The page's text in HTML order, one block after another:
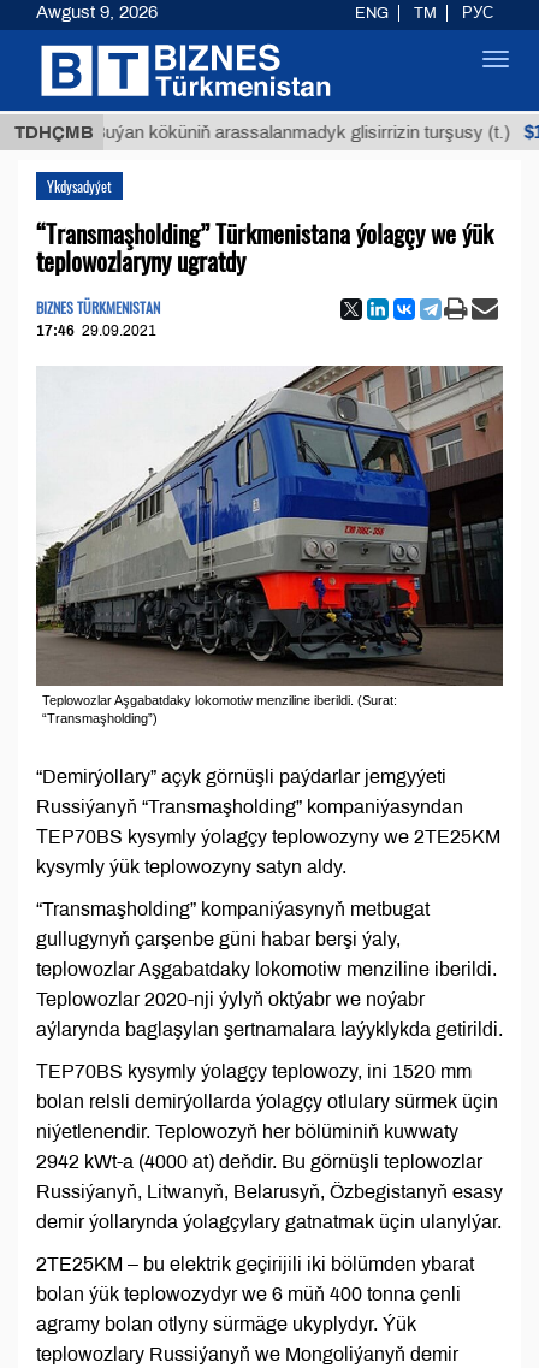
TDHÇMB
Buýan köküniň arassalanmadyk glisirrizin turşusy (t.)
Ykdysadyýet
“Transmaşholding” Türkmenistana ýolagçy we ýük
teplowozlaryny ugratdy
BIZNES TÜRKMENISTAN
17:46 29.09.2021
Teplowozlar Aşgabatdaky lokomotiw menziline iberildi. (Surat:
“Transmaşholding”)
“Demirýollary” açyk görnüşli paýdarlar jemgyýeti
Russiýanyň “Transmaşholding” kompaniýasyndan
ТEP70BS kysymly ýolagçy teplowozyny we 2TE25KM
kysymly ýük teplowozyny satyn aldy.
“Transmaşholding” kompaniýasynyň metbugat
gullugynyň çarşenbe güni habar berşi ýaly,
teplowozlar Aşgabatdaky lokomotiw menziline iberildi.
Teplowozlar 2020-nji ýylyň oktýabr we noýabr
aýlarynda baglaşylan şertnamalara laýyklykda getirildi.
ТEP70BS kysymly ýolagçy teplowozy, ini 1520 mm
bolan relsli demirýollarda ýolagçy otlulary sürmek üçin
niýetlenendir. Teplowozyň her bölüminiň kuwwaty
2942 kWt-a (4000 at) deňdir. Bu görnüşli teplowozlar
Russiýanyň, Litwanyň, Belarusyň, Özbegistanyň esasy
demir ýollarynda ýolagçylary gatnatmak üçin ulanylýar.
2TE25KM – bu elektrik geçirijili iki bölümden ybarat
bolan ýük teplowozydyr we 6 müň 400 tonna çenli
agramy bolan otlyny sürmäge ukyplydyr. Ýük
teplowozlary Russiýanyň we Mongoliýanyň demir
Awgust 9, 2026 ENG TM РУС